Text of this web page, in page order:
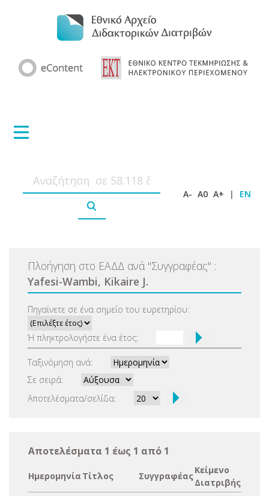
A- A0 A+ | EN
Πλοήγηση στο ΕΑΔΔ ανά "Συγγραφέας" :
Yafesi-Wambi, Kikaire J.
Πηγαίνετε σε ένα σημείο του ευρετηρίου:
Ή πληκτρολογήστε ένα έτος:
Ταξινόμηση ανά:
Σε σειρά:
Αποτελέσματα/σελίδα:
Αποτελέσματα 1 έως 1 από 1
Ημερομηνία Τίτλος Συγγραφέας
Κείμενο
Διατριβής